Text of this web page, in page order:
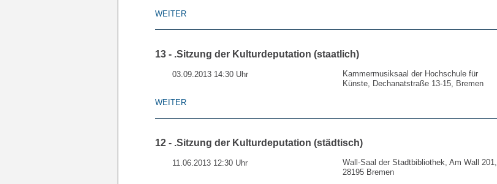
WEITER
13 - .Sitzung der Kulturdeputation (staatlich)
03.09.2013 14:30 Uhr
Kammermusiksaal der Hochschule für
Künste, Dechanatstraße 13-15, Bremen
WEITER
12 - .Sitzung der Kulturdeputation (städtisch)
11.06.2013 12:30 Uhr
Wall-Saal der Stadtbibliothek, Am Wall 201,
28195 Bremen